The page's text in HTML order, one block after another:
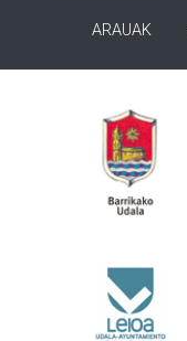
ARAUAK